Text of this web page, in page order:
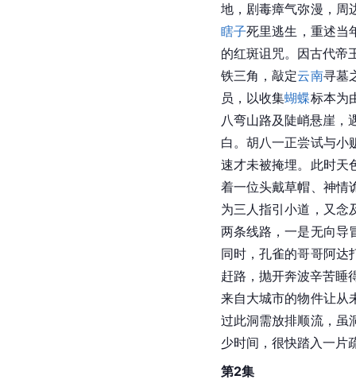
地，剧毒瘴气弥漫，周
瞎子死里逃生，重述当
的红斑诅咒。因古代帝
铁三角，敲定云南寻墓
员，以收集蝴蝶标本为
八弯山路及陡峭悬崖，
白。胡八一正尝试与小
速才未被掩埋。此时天
着一位头戴草帽、神情
为三人指引小道，又念
两条线路，一是无向导
同时，孔雀的哥哥阿达
赶路，抛开奔波辛苦睡
来自大城市的物件让从
过此洞需放排顺流，虽
少时间，很快踏入一片
第2集